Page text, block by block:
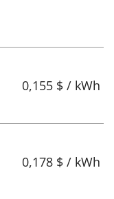
0,155 $ / kWh
0,178 $ / kWh